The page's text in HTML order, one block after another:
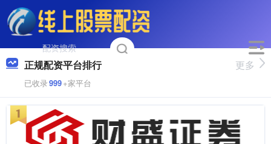
正规配资平台排行
已收录999+家平台
更多